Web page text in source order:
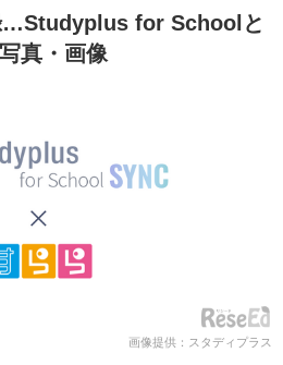
…Studyplus for Schoolと
真・画像
画像提供：スタディプラス